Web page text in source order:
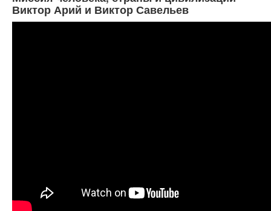
Виктор Арий и Виктор Савельев